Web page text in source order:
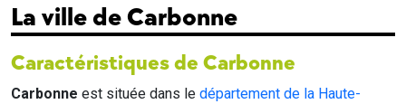
La ville de Carbonne
Caractéristiques de Carbonne
Carbonne est située dans le département de la Haute-